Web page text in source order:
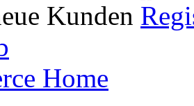
Kunden
Home